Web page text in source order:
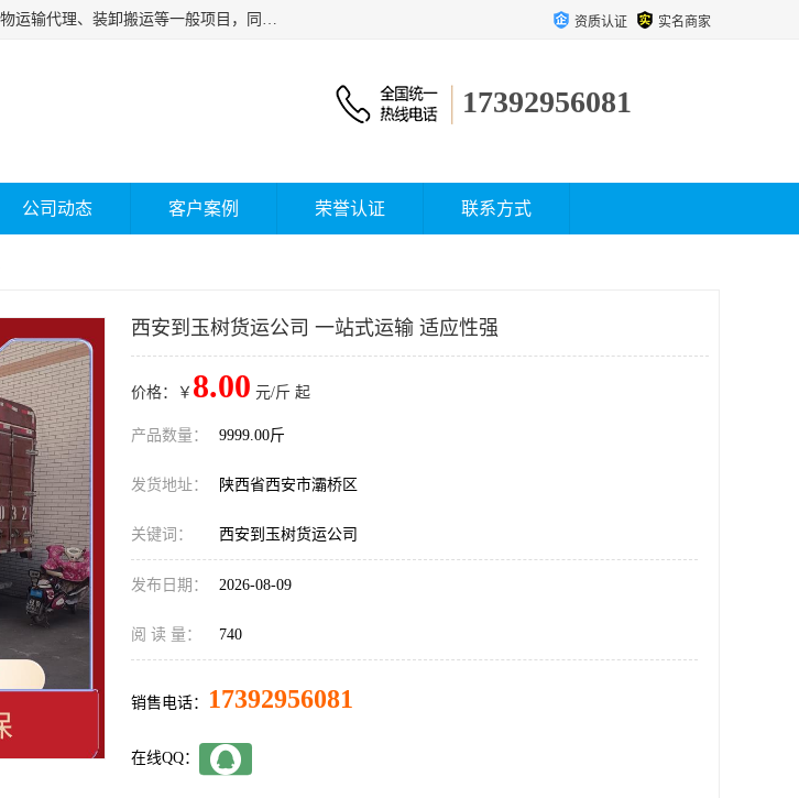
西安福鸿祥物流有限公司成立于2021年，位于陕西省西安市灞桥区，公司主要从事国内货物运输代理、装卸搬运等一般项目，同时具备道路货物运输（不含危险货物）的许可资质。凭借专业的物流服务和*的运输能力，公司致力于为客户提供安全、可靠的物流解决方案，满足多样化的运输需求，助力企业*运营。 资质认证 实名商家
17392956081
公司动态 客户案例 荣誉认证 联系方式
西安到玉树货运公司 一站式运输 适应性强
价格：￥ 8.00 元/斤 起
产品数量： 9999.00斤
发货地址： 陕西省西安市灞桥区
关键词： 西安到玉树货运公司
发布日期： 2026-08-09
阅 读 量： 740
销售电话： 17392956081
在线QQ：